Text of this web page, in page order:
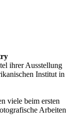
ihrer Ausstellung
Institut in
viele beim ersten
Arbeiten